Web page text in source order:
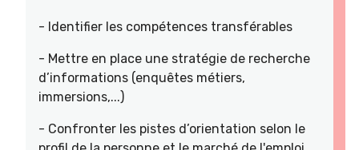
- Identifier les compétences transférables
- Mettre en place une stratégie de recherche
d’informations (enquêtes métiers,
immersions,...)
- Confronter les pistes d’orientation selon le